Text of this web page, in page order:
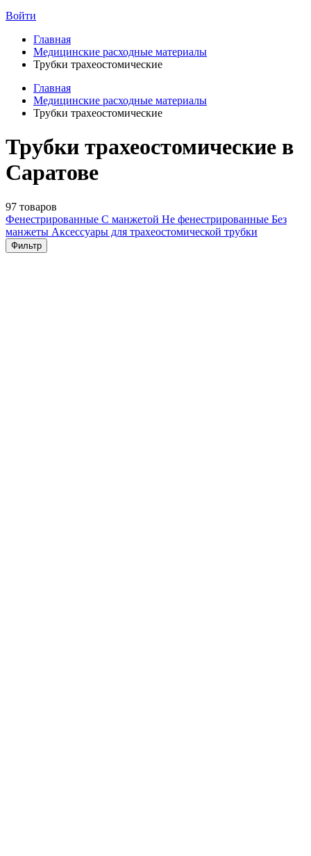
Войти
Главная
Медицинские расходные материалы
Трубки трахеостомические
Главная
Медицинские расходные материалы
Трубки трахеостомические
Трубки трахеостомические в
Саратове
97 товаров
Фенестрированные С манжетой Не фенестрированные Без
манжеты Аксессуары для трахеостомической трубки
Фильтр